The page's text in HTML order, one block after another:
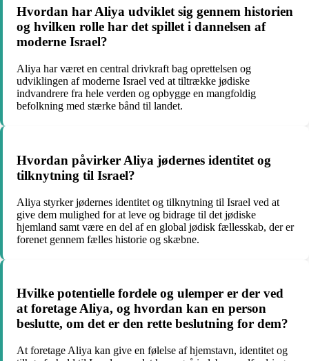
Hvordan har Aliya udviklet sig gennem historien
og hvilken rolle har det spillet i dannelsen af
moderne Israel?
Aliya har været en central drivkraft bag oprettelsen og
udviklingen af moderne Israel ved at tiltrække jødiske
indvandrere fra hele verden og opbygge en mangfoldig
befolkning med stærke bånd til landet.
Hvordan påvirker Aliya jødernes identitet og
tilknytning til Israel?
Aliya styrker jødernes identitet og tilknytning til Israel ved at
give dem mulighed for at leve og bidrage til det jødiske
hjemland samt være en del af en global jødisk fællesskab, der er
forenet gennem fælles historie og skæbne.
Hvilke potentielle fordele og ulemper er der ved
at foretage Aliya, og hvordan kan en person
beslutte, om det er den rette beslutning for dem?
At foretage Aliya kan give en følelse af hjemstavn, identitet og